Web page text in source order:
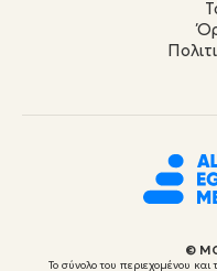
©
Το σύνολο του περιεχομένου